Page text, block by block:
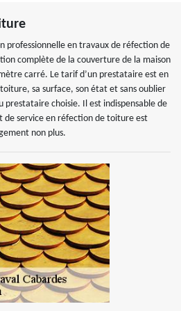
professionnelle en travaux de réfection de
complète de la couverture de la maison
carré. Le tarif d’un prestataire est en
sa surface, son état et sans oublier
prestataire choisie. Il est indispensable de
de service en réfection de toiture est
non plus.